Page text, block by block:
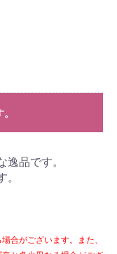
逸品です。
。
合がございます。また、